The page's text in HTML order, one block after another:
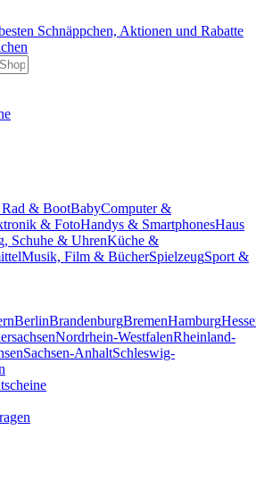
& BootBabyComputer &
& FotoHandys & SmartphonesHaus
Schuhe & UhrenKüche &
Musik, Film & BücherSpielzeugSport &
BerlinBrandenburgBremenHamburg
Nordrhein-WestfalenRheinland-
Sachsen-AnhaltSchleswig-